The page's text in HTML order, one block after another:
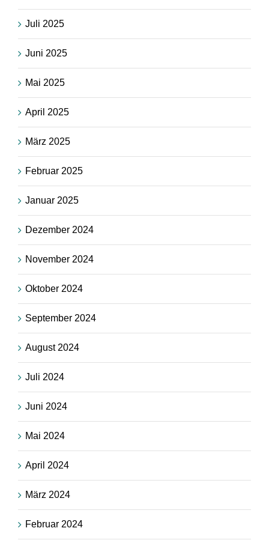
Juli 2025
Juni 2025
Mai 2025
April 2025
März 2025
Februar 2025
Januar 2025
Dezember 2024
November 2024
Oktober 2024
September 2024
August 2024
Juli 2024
Juni 2024
Mai 2024
April 2024
März 2024
Februar 2024